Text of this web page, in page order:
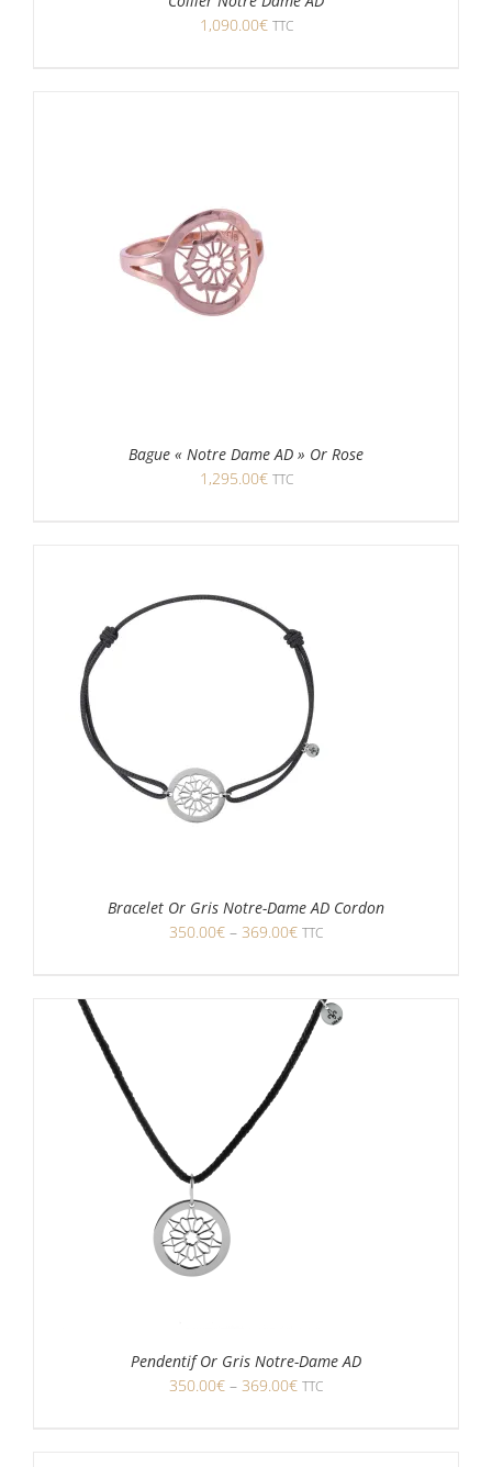
1,090.00€ TTC
Bague « Notre Dame AD » Or Rose
1,295.00€ TTC
Bracelet Or Gris Notre-Dame AD Cordon
350.00€ – 369.00€ TTC
Pendentif Or Gris Notre-Dame AD
350.00€ – 369.00€ TTC